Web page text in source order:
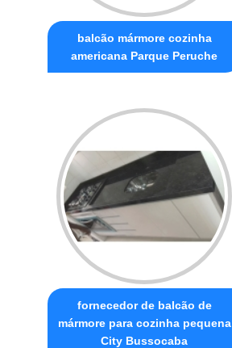
balcão mármore cozinha
americana Parque Peruche
fornecedor de balcão de
mármore para cozinha pequena
City Bussocaba